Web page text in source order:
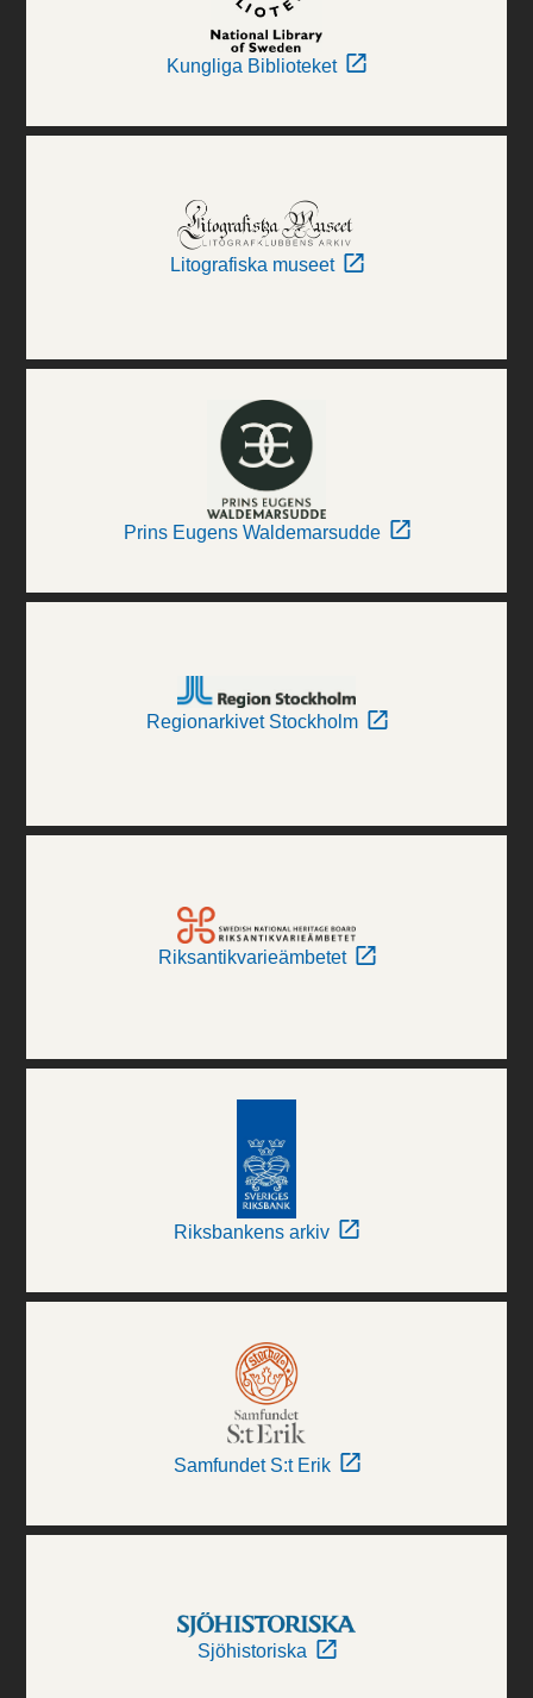
Kungliga Biblioteket
Litografiska museet
Prins Eugens Waldemarsudde
Regionarkivet Stockholm
Riksantikvarieämbetet
Riksbankens arkiv
Samfundet S:t Erik
Sjöhistoriska